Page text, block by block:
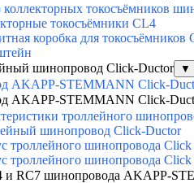
коллекторных токосъёмников
токосъёмники CL4
коробка для токосъёмников
шинопровод Click-Ductor
▼
AKAPP-STEMMANN Click-
AKAPP-STEMMANN Click-
троллейного
шинопровод Click-Ductor
троллейного шинопровода
троллейного шинопровода
и RC7 шинопровода AKAPP-